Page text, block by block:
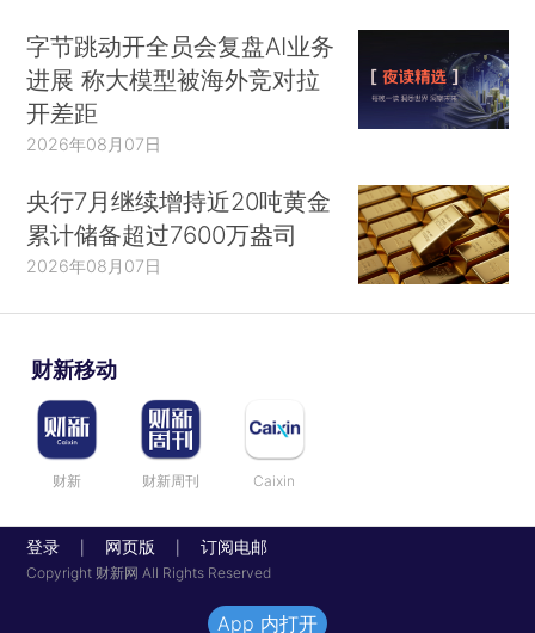
字节跳动开全员会复盘AI业务
进展 称大模型被海外竞对拉
开差距
2026年08月07日
央行7月继续增持近20吨黄金
累计储备超过7600万盎司
2026年08月07日
财新移动
财新 财新周刊 Caixin
登录 网页版 订阅电邮
Copyright 财新网 All Rights Reserved
App 内打开